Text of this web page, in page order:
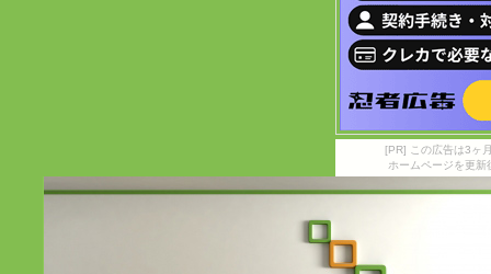
[PR] この広告は3ヶ
ホームページを更